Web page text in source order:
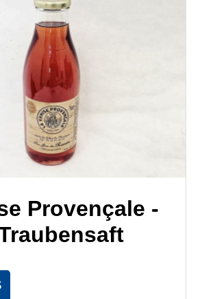
Provençale -